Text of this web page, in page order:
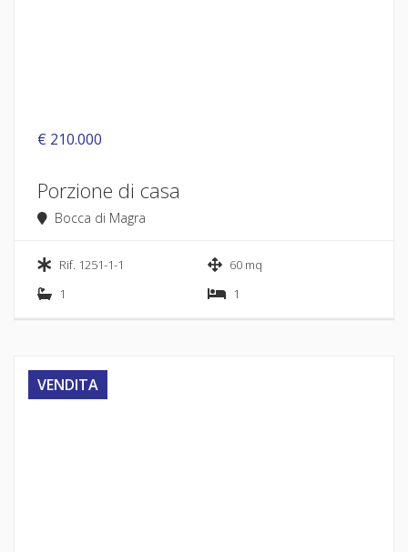
€ 210.000
Porzione di casa
Bocca di Magra
Rif. 1251-1-1
60 mq
1
1
VENDITA